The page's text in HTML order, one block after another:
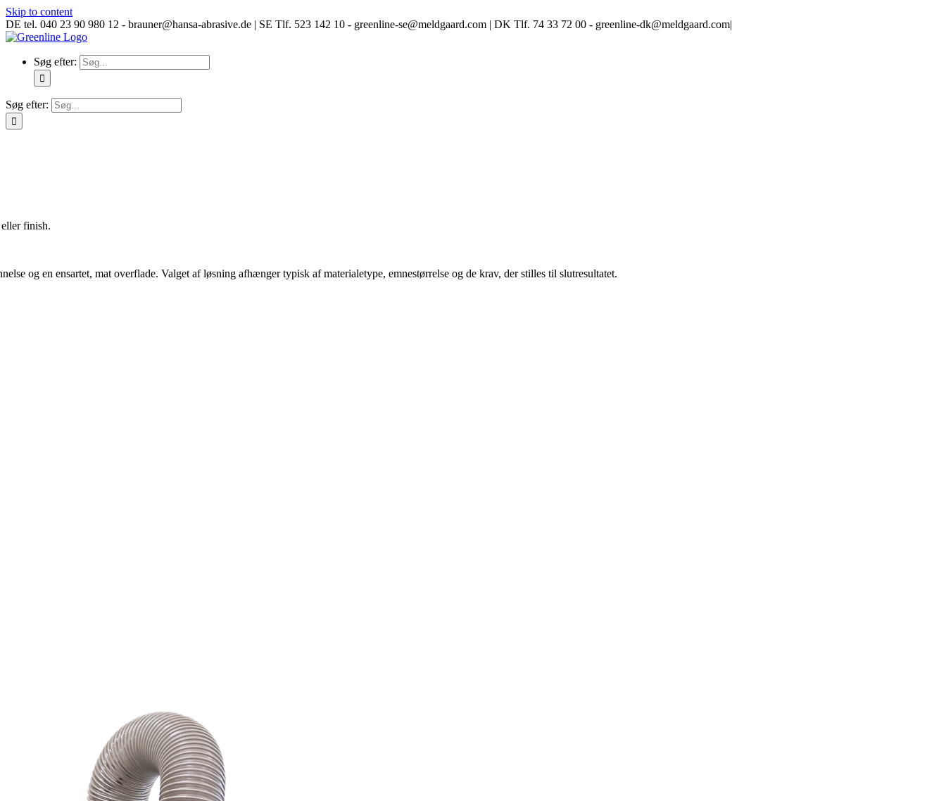
Skip to content
DE tel. 040 23 90 980 12 - brauner@hansa-abrasive.de | SE Tlf. 523 142 10 - greenline-se@meldgaard.com | DK Tlf. 74 33 72 00 - greenline-dk@meldgaard.com|
Søg efter:
Søg efter:
finish.
og en ensartet, mat overflade. Valget af løsning afhænger typisk af materialetype, emnestørrelse og de krav, der stilles til slutresultatet.